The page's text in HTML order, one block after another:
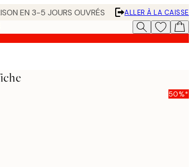
EN 3-5 JOURS OUVRÉS
ALLER À LA CAISSE
50%*